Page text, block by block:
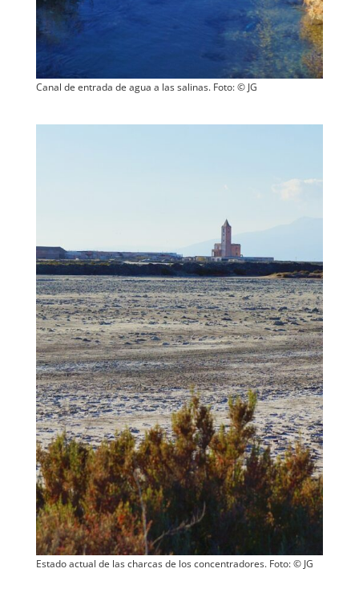
Canal de entrada de agua a las salinas. Foto: © JG
Estado actual de las charcas de los concentradores. Foto: © JG